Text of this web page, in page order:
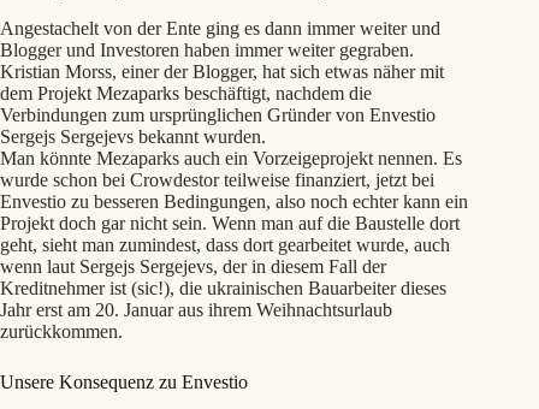
Angestachelt von der Ente ging es dann immer weiter und
Blogger und Investoren haben immer weiter gegraben.
Kristian Morss, einer der Blogger, hat sich etwas näher mit
dem Projekt Mezaparks beschäftigt, nachdem die
Verbindungen zum ursprünglichen Gründer von Envestio
Sergejs Sergejevs bekannt wurden.
Man könnte Mezaparks auch ein Vorzeigeprojekt nennen. Es
wurde schon bei Crowdestor teilweise finanziert, jetzt bei
Envestio zu besseren Bedingungen, also noch echter kann ein
Projekt doch gar nicht sein. Wenn man auf die Baustelle dort
geht, sieht man zumindest, dass dort gearbeitet wurde, auch
wenn laut Sergejs Sergejevs, der in diesem Fall der
Kreditnehmer ist (sic!), die ukrainischen Bauarbeiter dieses
Jahr erst am 20. Januar aus ihrem Weihnachtsurlaub
zurückkommen.
Unsere Konsequenz zu Envestio